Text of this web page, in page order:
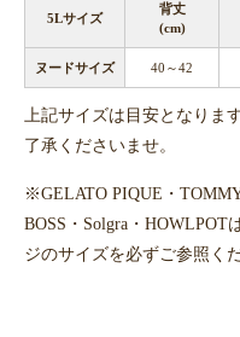
5Lサイズ
背丈
(cm)
ヌードサイズ 40～42
上記サイズは目安となりま
了承くださいませ。
※GELATO PIQUE・
BOSS・Solgra・
ジのサイズを必ずご参照くだ